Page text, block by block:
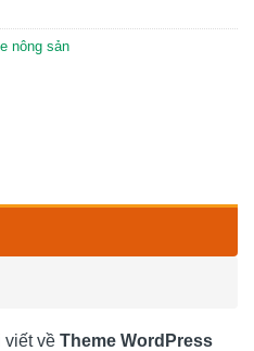
nông sản
viết về Theme WordPress